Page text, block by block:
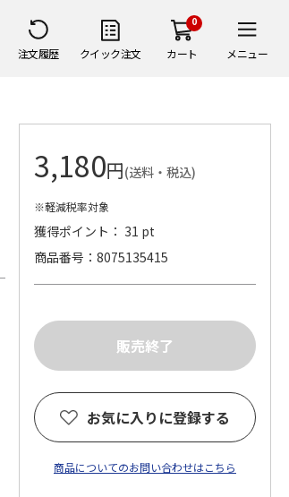
注文履歴 クイック注文
0
カート メニュー
3,180円(送料・税込)
※軽減税率対象
獲得ポイント： 31 pt
商品番号
8075135415
お気に入りに登録する
商品についてのお問い合わせはこちら